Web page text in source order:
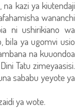
kazi ya kiutendaji
wananchi
ni ushirikiano wa
bila ya ugomvi usio
na kuuondoa
Tatu zimeyaasisi.
sababu yeyote ya
ya wote.